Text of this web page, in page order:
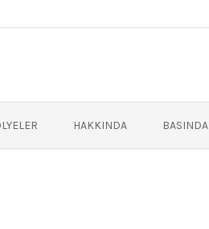
HAKKINDA BASINDA